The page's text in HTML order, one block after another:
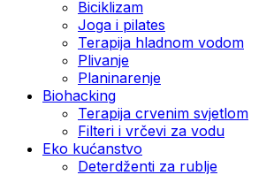
Biciklizam
Joga i pilates
Terapija hladnom vodom
Plivanje
Planinarenje
Biohacking
Terapija crvenim svjetlom
Filteri i vrčevi za vodu
Eko kućanstvo
Deterdženti za rublje